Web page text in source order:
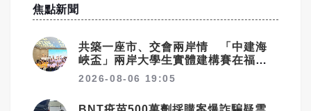
焦點新聞
共築一座市、交會兩岸情 「中建海
峽盃」兩岸大學生實體建構賽在福州
落幕
2026-08-06 19:05